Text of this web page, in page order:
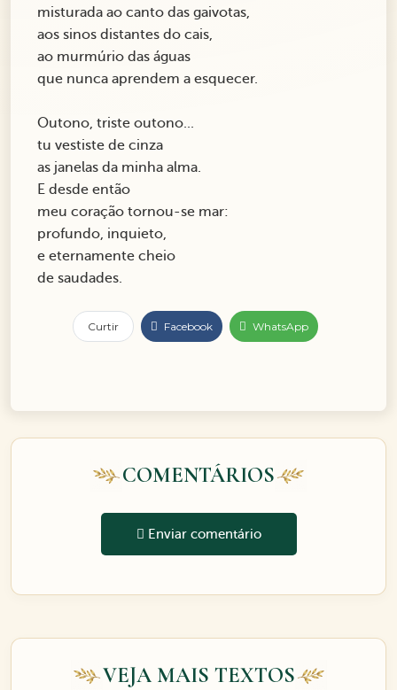
misturada ao canto das gaivotas,
aos sinos distantes do cais,
ao murmúrio das águas
que nunca aprendem a esquecer.
Outono, triste outono...
tu vestiste de cinza
as janelas da minha alma.
E desde então
meu coração tornou-se mar:
profundo, inquieto,
e eternamente cheio
de saudades.
Curtir Facebook WhatsApp
COMENTÁRIOS
Enviar comentário
VEJA MAIS TEXTOS